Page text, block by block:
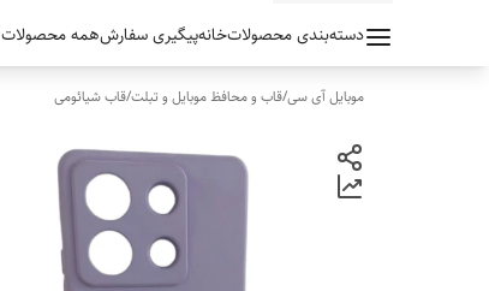
دسته‌بندی محصولاتخانهپیگیری سفارشهمه محصولات
موبایل آی سی/قاب و محافظ موبایل و تبلت/قاب شیائومی